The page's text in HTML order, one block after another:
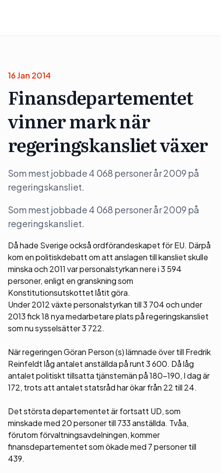
16 Jan 2014
Finansdepartementet
vinner mark när
regeringskansliet växer
Som mest jobbade 4 068 personer år 2009 på
regeringskansliet.
Som mest jobbade 4 068 personer år 2009 på
regeringskansliet.
Då hade Sverige också ordförandeskapet för EU. Därpå
kom en politiskdebatt om att anslagen till kansliet skulle
minska och 2011 var personalstyrkan nere i 3 594
personer, enligt en granskning som
Konstitutionsutskottet låtit göra.
Under 2012 växte personalstyrkan till 3 704 och under
2013 fick 18 nya medarbetare plats på regeringskansliet
som nu sysselsätter 3 722.
När regeringen Göran Person (s) lämnade över till Fredrik
Reinfeldt låg antalet anställda på runt 3 600. Då låg
antalet politiskt tillsatta tjänstemän på 180-190, I dag är
172, trots att antalet statsråd har ökar från 22 till 24.
Det största departementet är fortsatt UD, som
minskade med 20 personer till 733 anställda. Tvåa,
förutom förvaltningsavdelningen, kommer
finansdepartementet som ökade med 7 personer till
439.